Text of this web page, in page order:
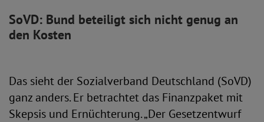
SoVD: Bund beteiligt sich nicht genug an
den Kosten
Das sieht der Sozialverband Deutschland (SoVD)
ganz anders. Er betrachtet das Finanzpaket mit
Skepsis und Ernüchterung. „Der Gesetzentwurf